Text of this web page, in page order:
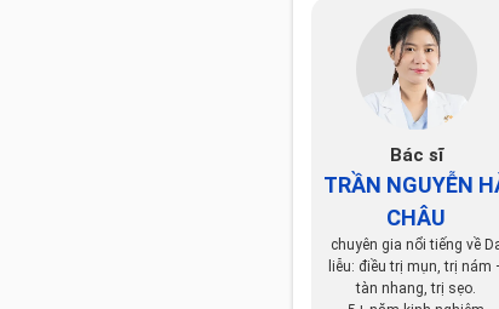
Bác sĩ
TRẦN NGUYỄN
CHÂU
chuyên gia nổi tiếng về
liễu: điều trị mụn, trị nám
tàn nhang, trị sẹo.